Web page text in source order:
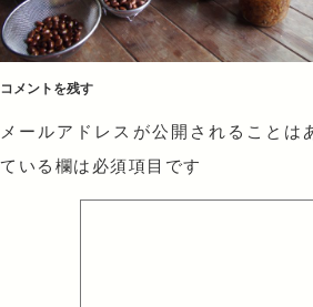
コメントを残す
メールアドレスが公開されることは
ている欄は必須項目です